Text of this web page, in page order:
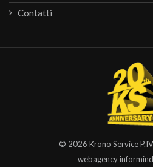
Contatti
© 2026 Krono Service
webagency